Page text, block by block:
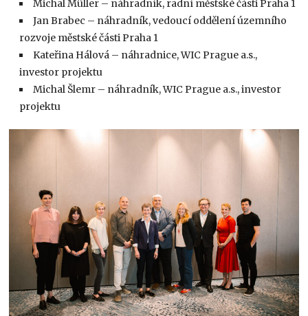
Michal Müller – náhradník, radní městské části Praha 1
Jan Brabec – náhradník, vedoucí oddělení územního
rozvoje městské části Praha 1
Kateřina Hálová – náhradnice, WIC Prague a.s.,
investor projektu
Michal Šlemr – náhradník, WIC Prague a.s., investor
projektu